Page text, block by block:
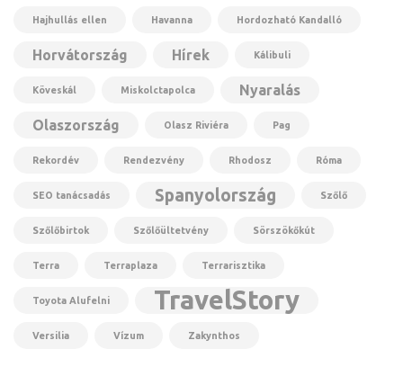
Hajhullás ellen Havanna Hordozható Kandalló
Horvátország Hírek Kálibuli
Köveskál Miskolctapolca Nyaralás
Olaszország Olasz Riviéra Pag
Rekordév Rendezvény Rhodosz Róma
SEO tanácsadás Spanyolország Szőlő
Szőlőbirtok Szőlőültetvény Sörszökőkút
Terra Terraplaza Terrarisztika
Toyota Alufelni TravelStory
Versilia Vízum Zakynthos